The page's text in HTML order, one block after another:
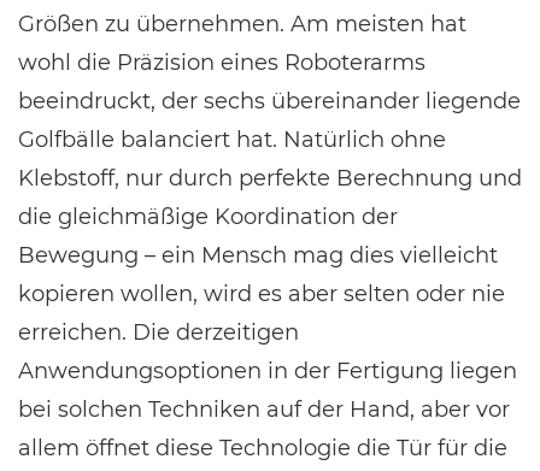
Größen zu übernehmen. Am meisten hat
wohl die Präzision eines Roboterarms
beeindruckt, der sechs übereinander liegende
Golfbälle balanciert hat. Natürlich ohne
Klebstoff, nur durch perfekte Berechnung und
die gleichmäßige Koordination der
Bewegung – ein Mensch mag dies vielleicht
kopieren wollen, wird es aber selten oder nie
erreichen. Die derzeitigen
Anwendungsoptionen in der Fertigung liegen
bei solchen Techniken auf der Hand, aber vor
allem öffnet diese Technologie die Tür für die